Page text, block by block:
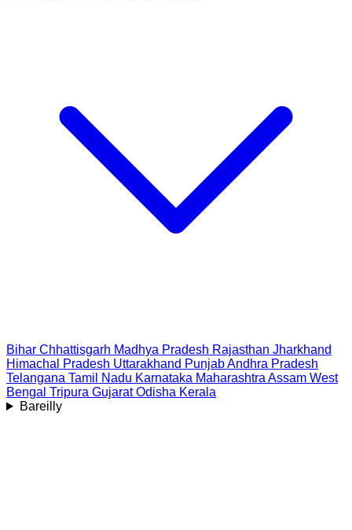
Bihar Chhattisgarh Madhya Pradesh Rajasthan Jharkhand
Himachal Pradesh Uttarakhand PunjabAndhra Pradesh
Telangana Tamil Nadu Karnataka Maharashtra Assam West
Bengal Tripura Gujarat Odisha Kerala
Bareilly